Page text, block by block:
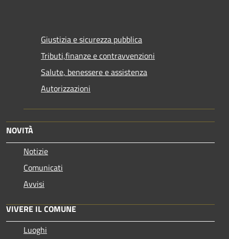
Giustizia e sicurezza pubblica
Tributi,finanze e contravvenzioni
Salute, benessere e assistenza
Autorizzazioni
NOVITÀ
Notizie
Comunicati
Avvisi
VIVERE IL COMUNE
Luoghi